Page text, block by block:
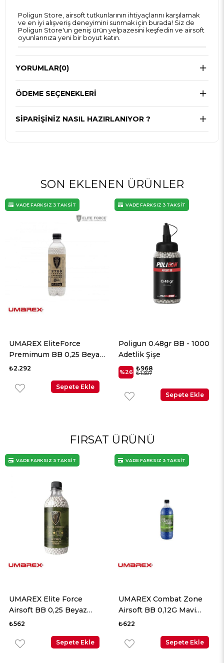
Poligun Store, airsoft tutkunlarının ihtiyaçlarını karşılamak
ve en iyi alışveriş deneyimini sunmak için burada! Siz de
Poligun Store'un geniş ürün yelpazesini keşfedin ve airsoft
oyunlarınıza yeni bir boyut katın.
YORUMLAR(0)
ÖDEME SEÇENEKLERI
SIPARIŞINIZ NASIL HAZIRLANIYOR ?
SON EKLENEN ÜRÜNLER
UMAREX EliteForce
Premimum BB 0,25 Beyaz
2700 Adet
₺2.292
Sepete Ekle
VADE FARKSIZ 3 TAKSİT
Poligun 0.48gr BB - 1000
Adetlik Şişe
%26 ₺968
₺1.307
Sepete Ekle
VADE FARKSIZ 3 TAKSİT
FIRSAT ÜRÜNÜ
UMAREX Elite Force
Airsoft BB 0,25 Beyaz
2700 Adet
₺562
Sepete Ekle
VADE FARKSIZ 3 TAKSİT
UMAREX Combat Zone
Airsoft BB 0,12G Mavi
5000 Adet
₺622
Sepete Ekle
VADE FARKSIZ 3 TAKSİT